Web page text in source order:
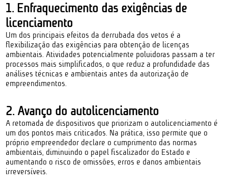
1. Enfraquecimento das exigências de
licenciamento
Um dos principais efeitos da derrubada dos vetos é a
flexibilização das exigências para obtenção de licenças
ambientais. Atividades potencialmente poluidoras passam a ter
processos mais simplificados, o que reduz a profundidade das
análises técnicas e ambientais antes da autorização de
empreendimentos.
2. Avanço do autolicenciamento
A retomada de dispositivos que priorizam o autolicenciamento é
um dos pontos mais criticados. Na prática, isso permite que o
próprio empreendedor declare o cumprimento das normas
ambientais, diminuindo o papel fiscalizador do Estado e
aumentando o risco de omissões, erros e danos ambientais
irreversíveis.